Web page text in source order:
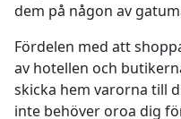
dem på någon av
Fördelen med att
av hotellen och
skicka hem varorna till
inte behöver oroa dig